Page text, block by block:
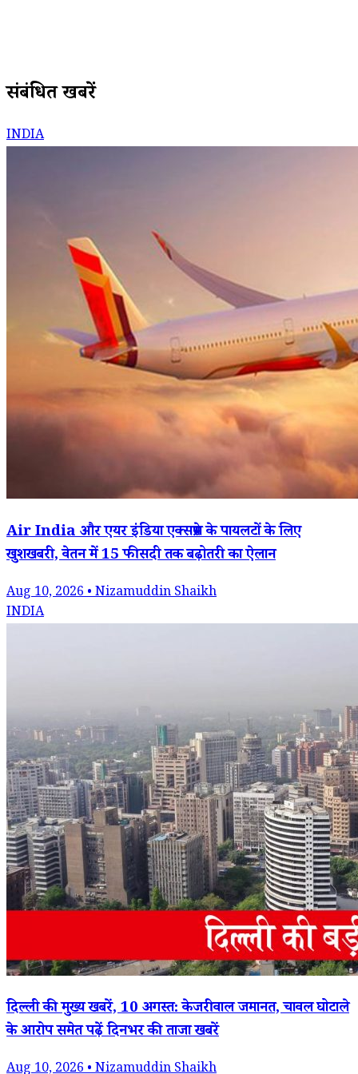
संबंधित खबरें
INDIA
Air India और एयर इंडिया एक्सप्रेस के पायलटों के लिए
खुशखबरी, वेतन में 15 फीसदी तक बढ़ोतरी का ऐलान
Aug 10, 2026 • Nizamuddin Shaikh
INDIA
दिल्ली की मुख्य खबरें, 10 अगस्त: केजरीवाल जमानत, चावल घोटाले
के आरोप समेत पढ़ें दिनभर की ताजा खबरें
Aug 10, 2026 • Nizamuddin Shaikh